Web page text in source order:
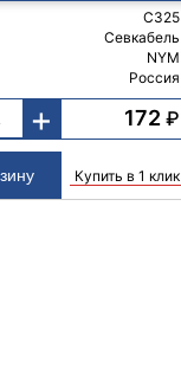
С325
Севкабель
NYM
Россия
+ 172 ₽
Купить в 1 клик